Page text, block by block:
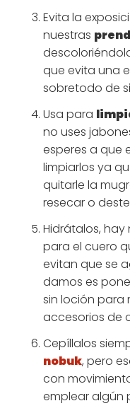
Evita la
nuestras
que evita una
sobretodo de
Usa para
no uses
esperes a que
limpiarlos ya
quitarle la
resecar o
Hidrátalos,
para el cuero
evitan que se
damos es
sin loción para
accesorios de
Cepíllalos
nobuk, pero
con
emplear algún